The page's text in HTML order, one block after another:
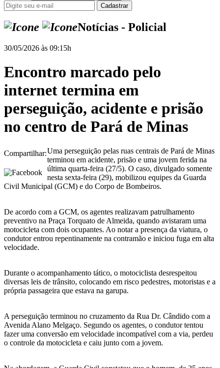
Notícias - Policial
30/05/2026 às 09:15h
Encontro marcado pelo
internet termina em
perseguição, acidente e prisão
no centro de Pará de Minas
Compartilhar:Uma perseguição pelas ruas centrais de Pará de Minas
terminou em acidente, prisão e uma jovem ferida na
última quarta-feira (27/5). O caso, divulgado somente
nesta sexta-feira (29), mobilizou equipes da Guarda
Civil Municipal (GCM) e do Corpo de Bombeiros.
De acordo com a GCM, os agentes realizavam patrulhamento
preventivo na Praça Torquato de Almeida, quando avistaram uma
motocicleta com dois ocupantes. Ao notar a presença da viatura, o
condutor entrou repentinamente na contramão e iniciou fuga em alta
velocidade.
Durante o acompanhamento tático, o motociclista desrespeitou
diversas leis de trânsito, colocando em risco pedestres, motoristas e a
própria passageira que estava na garupa.
A perseguição terminou no cruzamento da Rua Dr. Cândido com a
Avenida Alano Melgaço. Segundo os agentes, o condutor tentou
fazer uma conversão em velocidade incompatível com a via, perdeu
o controle da motocicleta e caiu junto com a jovem.